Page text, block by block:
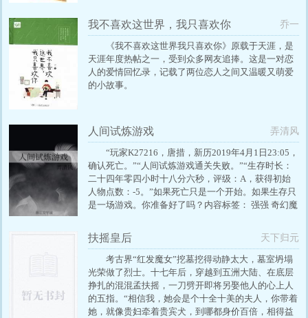
美人霜、仙人粉 被称为妖孽的异能少年方沫儿，为救
人被迫卖身闻香榭，为精怪古灵的婉娘工作。经历了
猜忌、痛苦和失落后，沫儿在制香历练中慢慢成长。
然而此时，神都洛阳突发异变，闻香榭陷入了从所未
有的危机
我不喜欢这世界，我只喜欢你 乔一
《我不喜欢这世界我只喜欢你》原载于天涯，是
天涯年度热帖之一，受到众多网友追捧。这是一对恋
人的爱情回忆录，记载了两位恋人之间又温暖又萌爱
的小故事。
人间试炼游戏 弄清风
“玩家K27216，唐措，新历2019年4月1日23:05，
确认死亡。”“人间试炼游戏通关失败。”“生存时长：
二十四年零四小时十八分六秒，评级：A，获得初始
人物点数：-5。”如果死亡只是一个开始。如果生存只
是一场游戏。你准备好了吗？内容标签： 强强 奇幻魔
丞、池焰 ┃ 其它： 一句话简介：生存不易，请珍爱
生命
扶摇皇后 天下归元
考古界“红发魔女”挖墓挖得动静太大，墓室坍塌
光荣做了烈士。十七年后，穿越到五洲大陆、在底层
挣扎的混混孟扶摇，一刀劈开即将另娶他人的心上人
的五指。“相信我，她会是个十全十美的夫人，你带着
她，就像贵妇牵着贵宾犬，到哪都身价百倍，相得益